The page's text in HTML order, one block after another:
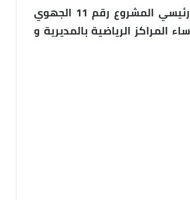
وبحضور كل من السادة، رئيس مصلحة الشؤون التربوية، رئيسي المشروع رقم 11 الجهوي
المراكز الرياضية بالمديرية و